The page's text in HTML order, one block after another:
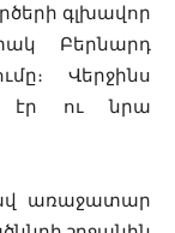
գլխավոր
Բերնարդ
Վերջինս
էր ու նրա
առաջատար